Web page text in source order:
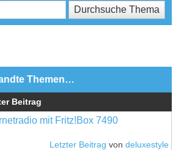
Themen…
Beitrag
mit Fritz!Box 7490
Letzter Beitrag von deluxestyle